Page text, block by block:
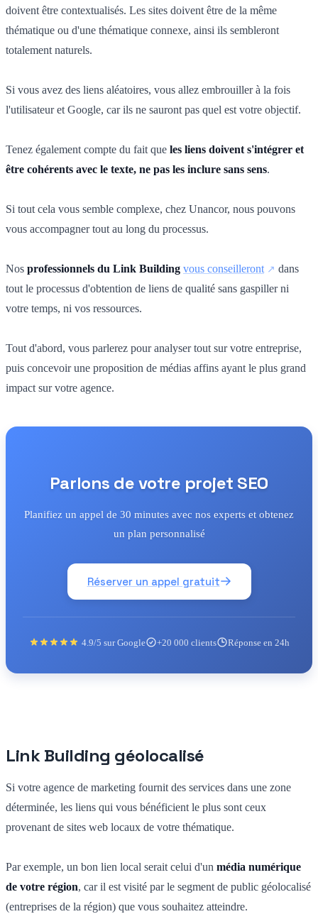
doivent être contextualisés. Les sites doivent être de la même
thématique ou d'une thématique connexe, ainsi ils sembleront
totalement naturels.
Si vous avez des liens aléatoires, vous allez embrouiller à la fois
l'utilisateur et Google, car ils ne sauront pas quel est votre objectif.
Tenez également compte du fait que les liens doivent s'intégrer et
être cohérents avec le texte, ne pas les inclure sans sens.
Si tout cela vous semble complexe, chez Unancor, nous pouvons
vous accompagner tout au long du processus.
Nos professionnels du Link Building vous conseilleront
dans
tout le processus d'obtention de liens de qualité sans gaspiller ni
votre temps, ni vos ressources.
Tout d'abord, vous parlerez pour analyser tout sur votre entreprise,
puis concevoir une proposition de médias affins ayant le plus grand
impact sur votre agence.
Parlons de votre projet SEO
Planifiez un appel de 30 minutes avec nos experts et obtenez
un plan personnalisé
Réserver un appel gratuit
4.9/5 sur Google +20 000 clients Réponse en 24h
Link Building géolocalisé
Si votre agence de marketing fournit des services dans une zone
déterminée, les liens qui vous bénéficient le plus sont ceux
provenant de sites web locaux de votre thématique.
Par exemple, un bon lien local serait celui d'un média numérique
de votre région, car il est visité par le segment de public géolocalisé
(entreprises de la région) que vous souhaitez atteindre.